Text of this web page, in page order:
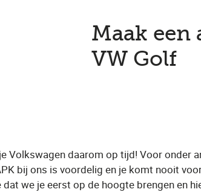
Maak een
VW Golf
Volkswagen daarom op tijd! Voor onder
bij ons is voordelig en je komt nooit
we je eerst op de hoogte brengen en